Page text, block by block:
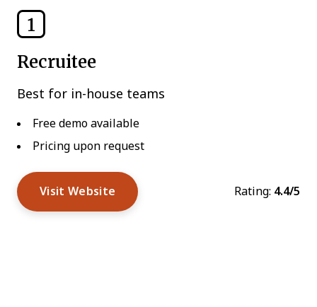
1
Recruitee
Best for in-house teams
Free demo available
Pricing upon request
Visit Website Rating: 4.4/5